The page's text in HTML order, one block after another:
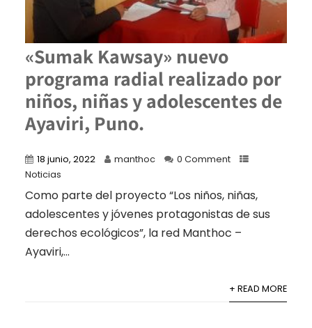
«Sumak Kawsay» nuevo
programa radial realizado por
niños, niñas y adolescentes de
Ayaviri, Puno.
18 junio, 2022 manthoc
0 Comment
Noticias
Como parte del proyecto “Los niños, niñas,
adolescentes y jóvenes protagonistas de sus
derechos ecológicos”, la red Manthoc –
Ayaviri,...
+ READ MORE